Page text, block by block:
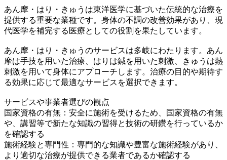
あん摩・はり・きゅうは東洋医学に基づいた伝統的な治療を
提供する重要な業種です。身体の不調の改善効果があり、現
代医学を補完する医療としての役割を果たしています。
あん摩・はり・きゅうのサービスは多岐にわたります。あん
摩は手技を用いた治療、はりは鍼を用いた刺激、きゅうは熱
刺激を用いて身体にアプローチします。治療の目的や期待す
る効果に応じて最適なサービスを選択できます。
サービスや事業者選びの観点
国家資格の有無：安全に施術を受けるため、国家資格の有無
や、講習等で新たな知識の習得と技術の研鑽を行っているか
を確認する
施術経験と専門性：専門的な知識や豊富な施術経験があり、
より適切な治療が提供できる業者であるか確認する